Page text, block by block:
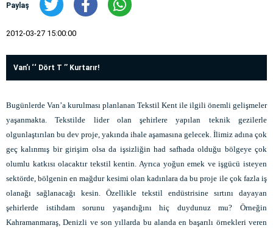
Paylaş
2012-03-27 15:00:00
Van’ı ‘‘ Dört T ’’ Kurtarır!
Bugünlerde Van’a kurulması planlanan Tekstil Kent ile ilgili önemli gelişmeler
yaşanmakta. Tekstilde lider olan şehirlere yapılan teknik gezilerle
olgunlaştırılan bu dev proje, yakında ihale aşamasına gelecek. İlimiz adına çok
geç kalınmış bir girişim olsa da işsizliğin had safhada olduğu bölgeye çok
olumlu katkısı olacaktır tekstil kentin. Ayrıca yoğun emek ve işgücü isteyen
sektörde, bölgenin en mağdur kesimi olan kadınlara da bu proje ile çok fazla iş
olanağı sağlanacağı kesin. Özellikle tekstil endüstrisine sırtını dayayan
şehirlerde istihdam sorunu yaşandığını hiç duydunuz mu? Örneğin
Kahramanmaraş, Denizli ve son yıllarda bu alanda en başarılı örnekleri veren